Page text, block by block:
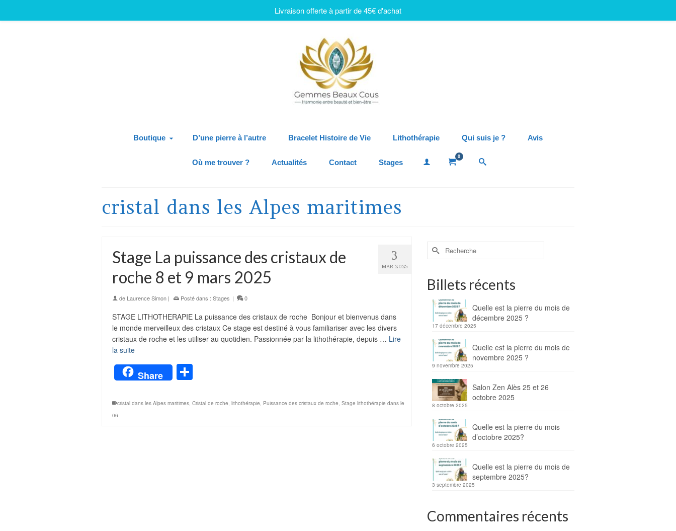
Boutique D’une pierre à l’autre Bracelet Histoire de Vie Lithothérapie Qui suis je ? Avis
Où me trouver ? Actualités Contact Stages
0
cristal dans les Alpes maritimes
3
MAR 2025
Stage La puissance des cristaux de
roche 8 et 9 mars 2025
de Laurence Simon | Posté dans : Stages | 0
STAGE LITHOTHERAPIE La puissance des cristaux de roche Bonjour et bienvenus dans
le monde merveilleux des cristaux Ce stage est destiné à vous familiariser avec les divers
cristaux de roche et les utiliser au quotidien. Passionnée par la lithothérapie, depuis … Lire
la suite
Share
cristal dans les Alpes maritimes, Cristal de roche, lithothérapie, Puissance des cristaux de roche, Stage lithothérapie dans le
06
Billets récents
Quelle est la pierre du mois de
décembre 2025 ?
17 décembre 2025
Quelle est la pierre du mois de
novembre 2025 ?
9 novembre 2025
Salon Zen Alès 25 et 26
octobre 2025
8 octobre 2025
Quelle est la pierre du mois
d’octobre 2025?
6 octobre 2025
Quelle est la pierre du mois de
septembre 2025?
3 septembre 2025
Commentaires récents
Livraison offerte à partir de 45€ d'achat